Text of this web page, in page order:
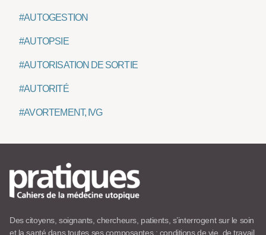
#AUTOGESTION
#AUTOPSIE
#AUTORISATION DE SORTIE
#AUTORITÉ
#AVORTEMENT, IVG
Des citoyens, soignants, chercheurs, patients, s’interrogent sur le soin
et la santé dans toutes ses composantes : conditions de vie, de travail,